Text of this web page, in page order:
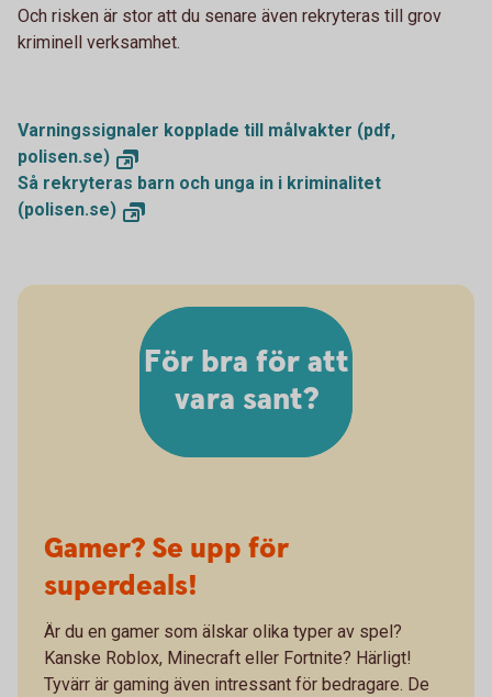
Och risken är stor att du senare även rekryteras till grov
kriminell verksamhet.
Varningssignaler kopplade till målvakter (pdf,
polisen.se)
Så rekryteras barn och unga in i kriminalitet
(polisen.se)
Gamer? Se upp för
superdeals!
Är du en gamer som älskar olika typer av spel?
Kanske Roblox, Minecraft eller Fortnite? Härligt!
Tyvärr är gaming även intressant för bedragare. De
För bra för att
vara sant?